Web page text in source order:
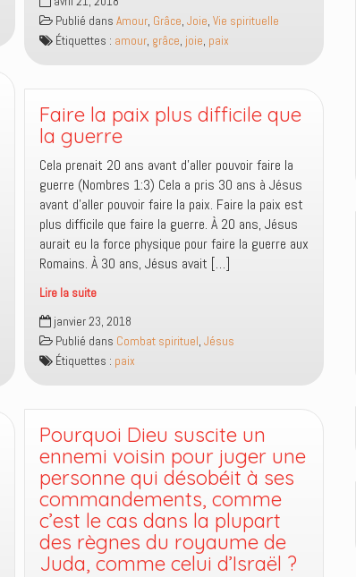
distinguer
entre
ce
vient
des
hommes
et
ce
qui
vient
de
Dieu
?
Publié dans Amour, Grâce, Joie, Vie spirituelle
Étiquettes : amour, grâce, joie, paix
Faire la paix plus difficile que
la guerre
Cela prenait 20 ans avant d’aller pouvoir faire la
guerre (Nombres 1:3) Cela a pris 30 ans à Jésus
avant d’aller pouvoir faire la paix. Faire la paix est
plus difficile que faire la guerre. À 20 ans, Jésus
aurait eu la force physique pour faire la guerre aux
Romains. À 30 ans, Jésus avait […]
Lire la suite
Faire
la
paix
plus
que
la
guerre
janvier 23, 2018
Publié dans Combat spirituel, Jésus
Étiquettes : paix
Pourquoi Dieu suscite un
ennemi voisin pour juger une
personne qui désobéit à ses
commandements, comme
c’est le cas dans la plupart
des règnes du royaume de
Juda, comme celui d’Israël ?